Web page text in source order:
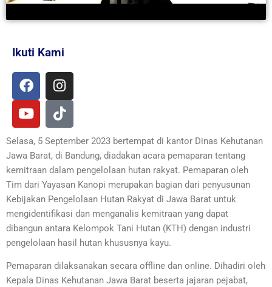
Ikuti Kami
F
a
c
e
o
o
k
I
n
s
t
a
g
r
a
m
Y
o
u
t
b
e
T
i
k
t
o
k
Selasa, 5 September 2023 bertempat di kantor Dinas Kehutanan
Jawa Barat, di Bandung, diadakan acara pemaparan tentang
kemitraan dalam pengelolaan hutan rakyat. Pemaparan oleh
Tim dari Yayasan Kanopi merupakan bagian dari penyusunan
Kebijakan Pengelolaan Hutan Rakyat di Jawa Barat untuk
mengidentifikasi dan menganalis kemitraan yang dapat
dibangun antara Kelompok Tani Hutan (KTH) dengan industri
pengelolaan hasil hutan khususnya kayu.
Pemaparan dilaksanakan secara offline dan online. Dihadiri oleh
Kepala Dinas Kehutanan Jawa Barat beserta jajaran pejabat,